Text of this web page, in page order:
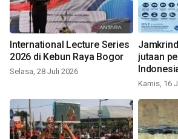
International Lecture Series
2026 di Kebun Raya Bogor
Selasa, 28 Juli 2026
jutaan
Kamis, 16